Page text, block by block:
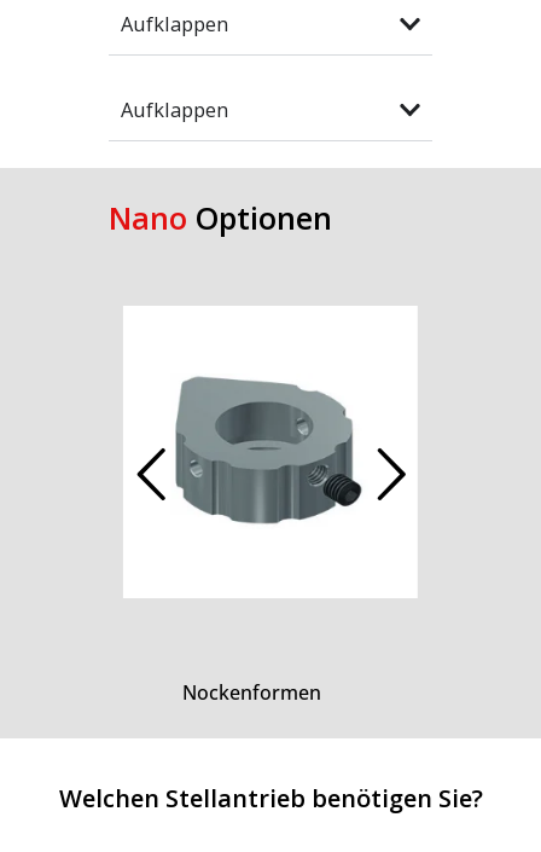
Aufklappen
Aufklappen
Nano Optionen
Nockenformen
Welchen Stellantrieb benötigen Sie?